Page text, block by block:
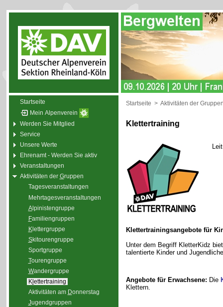
Startseite
Mein Alpenverein
Werden Sie Mitglied
Service
Unsere Werte
Ehrenamt - Werden Sie aktiv
Veranstaltungen
Aktivitäten der Gruppen
Tagesveranstaltungen
Mehrtagesveranstaltungen
Alpinistengruppe
Familiengruppen
Klettergruppe
Skitourengruppe
Sportgruppe
Tourengruppe
Wandergruppe
Kl ettertraining
Aktivitäten am Donnerstag
Jugendgruppen
Startseite > Aktivitäten der
Klettertraining
Klettertrainingsangebote für
Unter dem Begriff KletterKidz
talentierte Kinder und
Angebote für Erwachsene: Die
Klettern.